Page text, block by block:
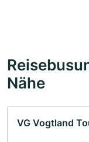
Nähe
VG Vogtland